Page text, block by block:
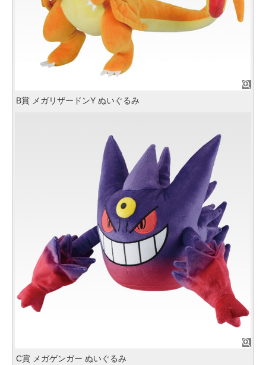
B賞 メガリザードンY ぬいぐるみ
C賞 メガゲンガー ぬいぐるみ